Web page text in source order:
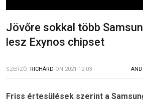
Jövőre sokkal több
lesz Exynos chipset
SZERZŐ: RICHÁRD ON 2021-12-03
Friss értesülések szerint a